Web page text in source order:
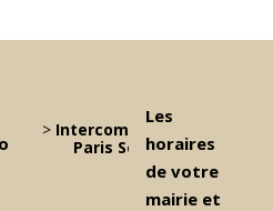
> Intercommunalité Grand
Paris Seine et Oise
Les
horaires
de votre
mairie et